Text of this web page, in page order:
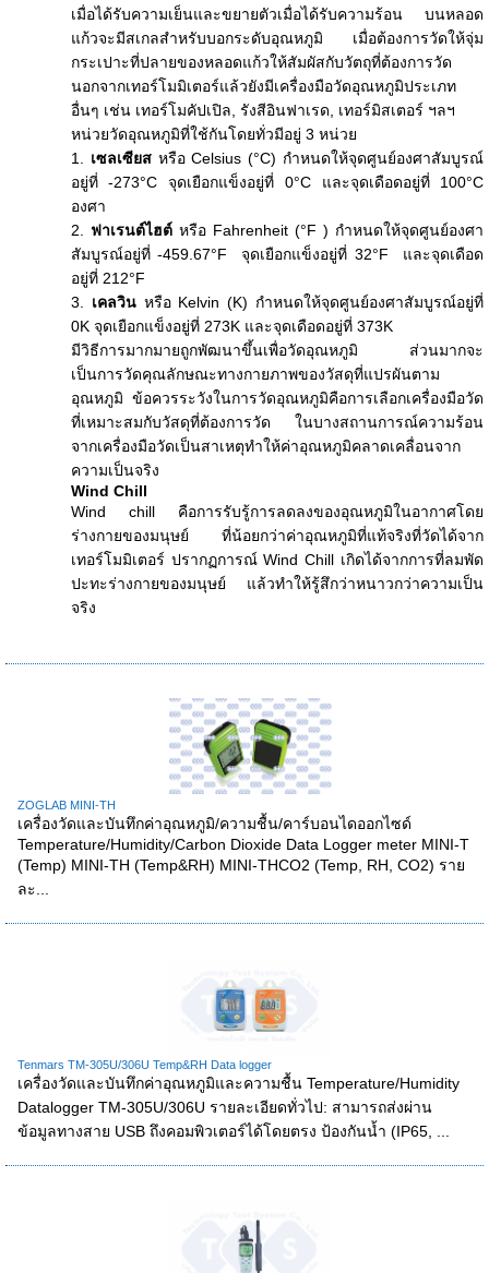
เมื่อได้รับความเย็นและขยายตัวเมื่อได้รับความร้อน บนหลอด
แก้วจะมีสเกลสำหรับบอกระดับอุณหภูมิ เมื่อต้องการวัดให้จุ่ม
กระเปาะที่ปลายของหลอดแก้วให้สัมผัสกับวัตถุที่ต้องการวัด
นอกจากเทอร์โมมิเตอร์แล้วยังมีเครื่องมือวัดอุณหภูมิประเภท
อื่นๆ เช่น เทอร์โมคัปเปิล, รังสีอินฟาเรด, เทอร์มิสเตอร์ ฯลฯ
หน่วยวัดอุณหภูมิที่ใช้กันโดยทั่วมีอยู่ 3 หน่วย
1. เซลเซียสหรือ Celsius (°C) กำหนดให้จุดศูนย์องศาสัมบูรณ์
อยู่ที่ -273°C จุดเยือกแข็งอยู่ที่ 0°C และจุดเดือดอยู่ที่ 100°C
องศา
2. ฟาเรนต์ไฮต์หรือ Fahrenheit (°F ) กำหนดให้จุดศูนย์องศา
สัมบูรณ์อยู่ที่ -459.67°F จุดเยือกแข็งอยู่ที่ 32°F และจุดเดือด
อยู่ที่ 212°F
3. เคลวินหรือ Kelvin (K) กำหนดให้จุดศูนย์องศาสัมบูรณ์อยู่ที่
0K จุดเยือกแข็งอยู่ที่ 273K และจุดเดือดอยู่ที่ 373K
มีวิธีการมากมายถูกพัฒนาขึ้นเพื่อวัดอุณหภูมิ ส่วนมากจะ
เป็นการวัดคุณลักษณะทางกายภาพของวัสดุที่แปรผันตาม
อุณหภูมิ ข้อควรระวังในการวัดอุณหภูมิคือการเลือกเครื่องมือวัด
ที่เหมาะสมกับวัสดุที่ต้องการวัด ในบางสถานการณ์ความร้อน
จากเครื่องมือวัดเป็นสาเหตุทำให้ค่าอุณหภูมิคลาดเคลื่อนจาก
ความเป็นจริง
Wind Chill
Wind chill คือการรับรู้การลดลงของอุณหภูมิในอากาศโดย
ร่างกายของมนุษย์ ที่น้อยกว่าค่าอุณหภูมิที่แท้จริงที่วัดได้จาก
เทอร์โมมิเตอร์ ปรากฏการณ์ Wind Chill เกิดได้จากการที่ลมพัด
ปะทะร่างกายของมนุษย์ แล้วทำให้รู้สึกว่าหนาวกว่าความเป็น
จริง
ZOGLAB MINI-TH
เครื่องวัดและบันทึกค่าอุณหภูมิ/ความชื้น/คาร์บอนไดออกไซด์
Temperature/Humidity/Carbon Dioxide Data Logger meter MINI-T
(Temp) MINI-TH (Temp&RH) MINI-THCO2 (Temp, RH, CO2) ราย
ละ...
Tenmars TM-305U/306U Temp&RH Data logger
เครื่องวัดและบันทึกค่าอุณหภูมิและความชื้น Temperature/Humidity
Datalogger TM-305U/306U รายละเอียดทั่วไป: สามารถส่งผ่าน
ข้อมูลทางสาย USB ถึงคอมพิวเตอร์ได้โดยตรง ป้องกันน้ำ (IP65, ...